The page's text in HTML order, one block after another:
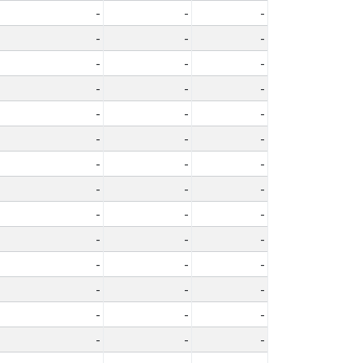
- -
-
-
-
-
-
-
-
-
-
-
-
-
-
-
-
-
-
-
-
-
-
-
-
-
-
-
-
-
-
-
-
-
-
-
-
-
-
-
-
-